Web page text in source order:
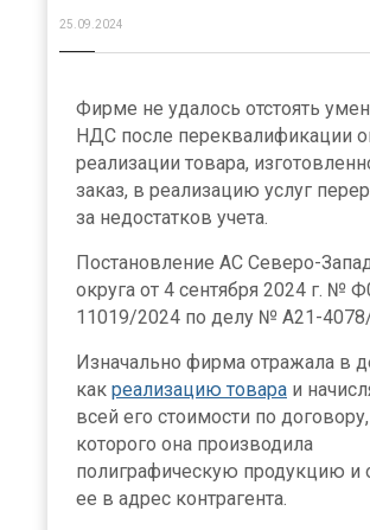
25.09.2024
Фирме не удалось отстоять
НДС после переквалификации
реализации товара,
заказ, в реализацию услуг
за недостатков учета.
Постановление АС Северо-
округа от 4 сентября 2024 г. №
11019/2024 по делу № А21-
Изначально фирма отражала в
как реализацию товара и
всей его стоимости по
которого она производила
полиграфическую продукцию и
ее в адрес контрагента.